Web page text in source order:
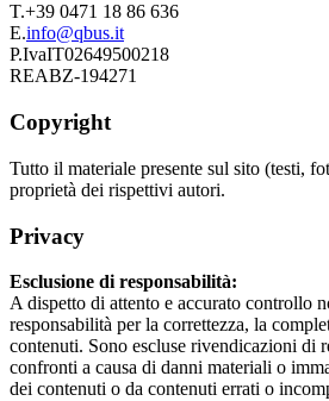
T.+39 0471 18 86 636
E.info@qbus.it
P.IvaIT02649500218
REABZ-194271
Copyright
Tutto il materiale presente sul sito (testi,
proprietà dei rispettivi autori.
Privacy
Esclusione di responsabilità:
A dispetto di attento e accurato controllo
responsabilità per la correttezza, la
contenuti. Sono escluse rivendicazioni di
confronti a causa di danni materiali o
dei contenuti o da contenuti errati o